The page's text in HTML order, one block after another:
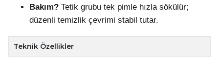
Bakım? Tetik grubu tek pimle hızla sökülür;
düzenli temizlik çevrimi stabil tutar.
Teknik Özellikler